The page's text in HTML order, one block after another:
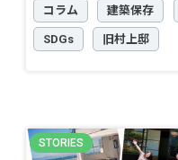
コラム 建築保存
SDGs 旧村上邸